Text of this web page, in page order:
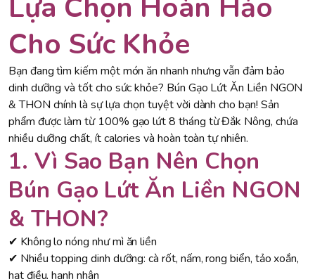
Lựa Chọn Hoàn Hảo
Cho Sức Khỏe
Bạn đang tìm kiếm một món ăn nhanh nhưng vẫn đảm bảo
dinh dưỡng và tốt cho sức khỏe? Bún Gạo Lứt Ăn Liền NGON
& THON chính là sự lựa chọn tuyệt vời dành cho bạn! Sản
phẩm được làm từ 100% gạo lứt 8 tháng từ Đắk Nông, chứa
nhiều dưỡng chất, ít calories và hoàn toàn tự nhiên.
1. Vì Sao Bạn Nên Chọn
Bún Gạo Lứt Ăn Liền NGON
& THON?
✔ Không lo nóng như mì ăn liền
✔ Nhiều topping dinh dưỡng: cà rốt, nấm, rong biển, tảo xoắn,
hạt điều, hạnh nhân